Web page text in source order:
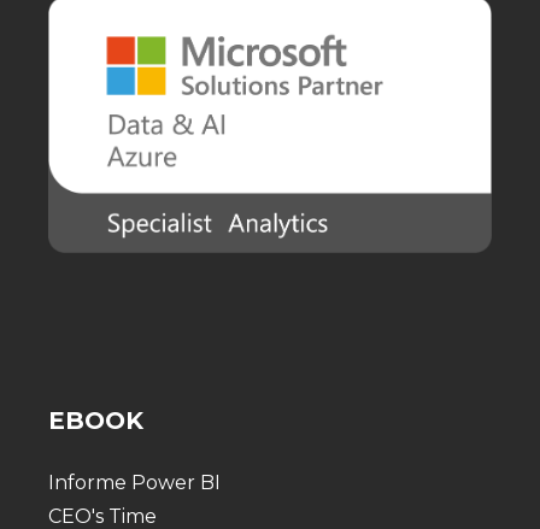
EBOOK
Informe Power BI
CEO's Time